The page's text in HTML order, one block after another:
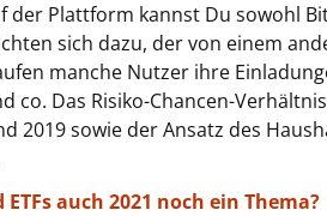
der Plattform kannst Du sowohl
sich dazu, der von einem
manche Nutzer ihre
Das Risiko-Chancen-
2019 sowie der Ansatz des
auch 2021 noch ein Thema?